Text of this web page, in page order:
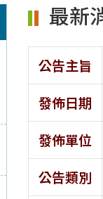
最新
公告主旨
發佈日期
發佈單位
公告類別